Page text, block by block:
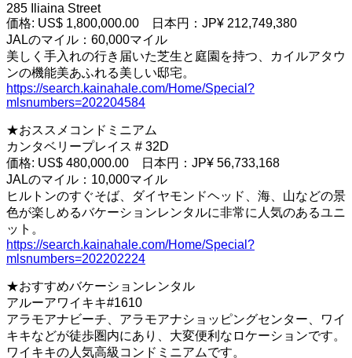
285 Iliaina Street
価格: US$ 1,800,000.00 日本円：JP¥ 212,749,380
JALのマイル：60,000マイル
美しく手入れの行き届いた芝生と庭園を持つ、カイルアタウ
ンの機能美あふれる美しい邸宅。
https://search.kainahale.com/Home/Special?
mlsnumbers=202204584
★おススメコンドミニアム
カンタベリープレイス # 32D
価格: US$ 480,000.00 日本円：JP¥ 56,733,168
JALのマイル：10,000マイル
ヒルトンのすぐそば、ダイヤモンドヘッド、海、山などの景
色が楽しめるバケーションレンタルに非常に人気のあるユニ
ット。
https://search.kainahale.com/Home/Special?
mlsnumbers=202202224
★おすすめバケーションレンタル
アルーアワイキキ#1610
アラモアナビーチ、アラモアナショッピングセンター、ワイ
キキなどが徒歩圏内にあり、大変便利なロケーションです。
ワイキキの人気高級コンドミニアムです。